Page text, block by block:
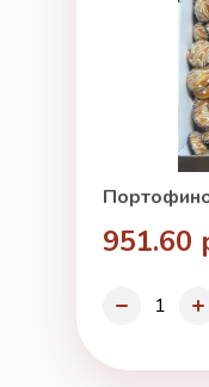
951.60